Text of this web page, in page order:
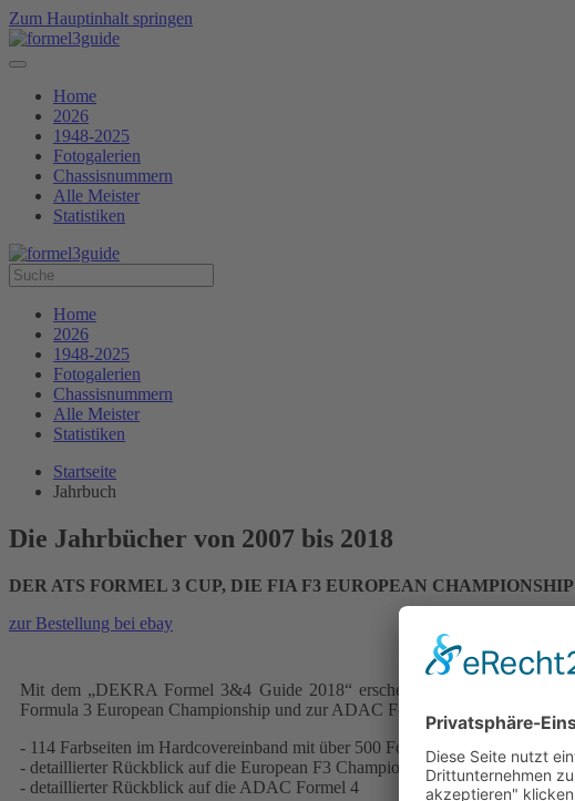
Zum Hauptinhalt springen
Home
2026
1948-2025
Fotogalerien
Chassisnummern
Alle Meister
Statistiken
Home
2026
1948-2025
Fotogalerien
Chassisnummern
Alle Meister
Statistiken
Startseite
Jahrbuch
Die Jahrbücher von 2007 bis 2018
DER ATS FORMEL 3 CUP, DIE FIA F3 EUROPEAN
zur Bestellung bei ebay
Mit dem „DEKRA Formel 3&4 Guide 2018“ erscheint nun bereits zum
Formula 3 European Championship und zur ADAC Formel 4.
- 114 Farbseiten im Hardcovereinband mit über 500 Fotos
- detaillierter Rückblick auf die European F3 Championship
- detaillierter Rückblick auf die ADAC Formel 4